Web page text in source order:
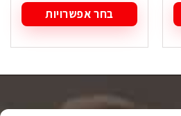
בחר אפשרויות
זה
מספר
ניתן
לבחור